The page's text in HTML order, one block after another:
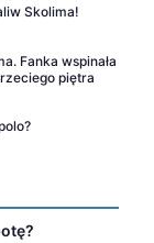
Skolima!
Fanka wspinała
piętra